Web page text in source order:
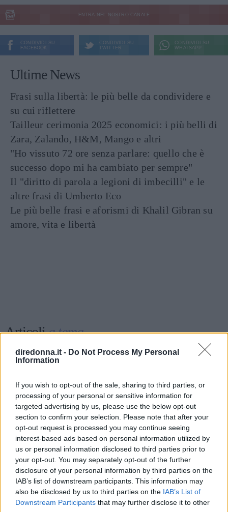
diredonna.it - Do Not Process My Personal
Information
If you wish to opt-out of the sale, sharing to third parties, or
processing of your personal or sensitive information for
targeted advertising by us, please use the below opt-out
section to confirm your selection. Please note that after your
opt-out request is processed you may continue seeing
interest-based ads based on personal information utilized by
us or personal information disclosed to third parties prior to
your opt-out. You may separately opt-out of the further
disclosure of your personal information by third parties on the
IAB’s list of downstream participants. This information may
also be disclosed by us to third parties on the IAB’s List of
Downstream Participants that may further disclose it to other
ENTRA NEL NOSTRO CANALE
CONDIVIDI SU
FACEBOOK
CONDIVIDI SU
TWITTER
CONDIVIDI SU
WHATSAPP
Ultime News
Frasi sulla libertà: le più belle da condividere e
su cui riflettere
Tailleur cerimonia 2025 economici: i più belli di
Zara, Zalando, H&M, Mango e altri
"Ho vissuto 72 ore senza parlare: quello che è
successo dopo mi ha cambiato per sempre"
Il "diritto di parola a legioni di imbecilli" e le
altre frasi di Umberto Eco
Le più belle frasi e aforismi di Khalil Gibran su
amore, vita e libertà
Articolia tema